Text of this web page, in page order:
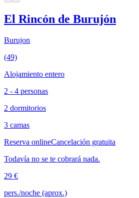
El Rincón de Burujón
Burujon
(49)
Alojamiento entero
2 - 4 personas
2 dormitorios
3 camas
Reserva onlineCancelación gratuita
Todavía no se te cobrará nada.
29 €
pers./noche (aprox.)